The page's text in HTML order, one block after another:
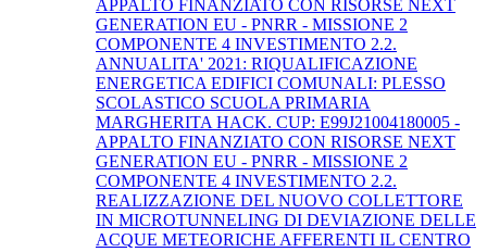
APPALTO FINANZIATO CON RISORSE NEXT
GENERATION EU - PNRR - MISSIONE 2
COMPONENTE 4 INVESTIMENTO 2.2.
ANNUALITA' 2021: RIQUALIFICAZIONE
ENERGETICA EDIFICI COMUNALI: PLESSO
SCOLASTICO SCUOLA PRIMARIA
MARGHERITA HACK. CUP: E99J21004180005 -
APPALTO FINANZIATO CON RISORSE NEXT
GENERATION EU - PNRR - MISSIONE 2
COMPONENTE 4 INVESTIMENTO 2.2.
REALIZZAZIONE DEL NUOVO COLLETTORE
IN MICROTUNNELING DI DEVIAZIONE DELLE
ACQUE METEORICHE AFFERENTI IL CENTRO